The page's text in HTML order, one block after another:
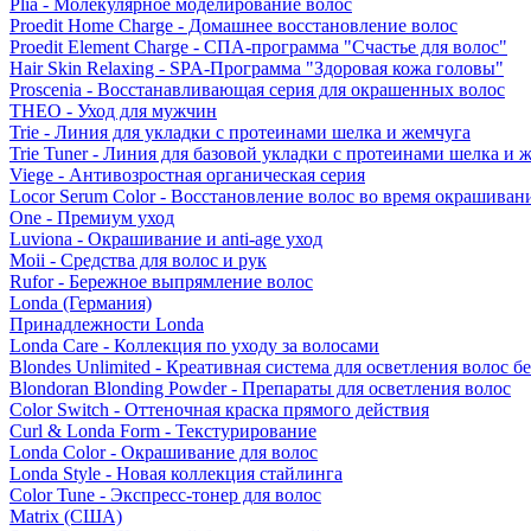
Plia - Молекулярное моделирование волос
Proedit Home Charge - Домашнее восстановление волос
Proedit Element Charge - СПА-программа "Счастье для волос"
Hair Skin Relaxing - SPA-Программа "Здоровая кожа головы"
Proscenia - Восстанавливающая серия для окрашенных волос
THEO - Уход для мужчин
Trie - Линия для укладки с протеинами шелка и жемчуга
Trie Tuner - Линия для базовой укладки с протеинами шелка и
Viege - Антивозростная органическая серия
Locor Serum Color - Восстановление волос во время
One - Премиум уход
Luviona - Окрашивание и anti-age уход
Moii - Средства для волос и рук
Rufor - Бережное выпрямление волос
Londa (Германия)
Принадлежности Londa
Londa Care - Коллекция по уходу за волосами
Blondes Unlimited - Креативная система для осветления волос
Blondoran Blonding Powder - Препараты для осветления волос
Color Switch - Оттеночная краска прямого действия
Curl & Londa Form - Текстурирование
Londa Color - Окрашивание для волос
Londa Style - Новая коллекция стайлинга
Color Tune - Экспресс-тонер для волос
Matrix (США)